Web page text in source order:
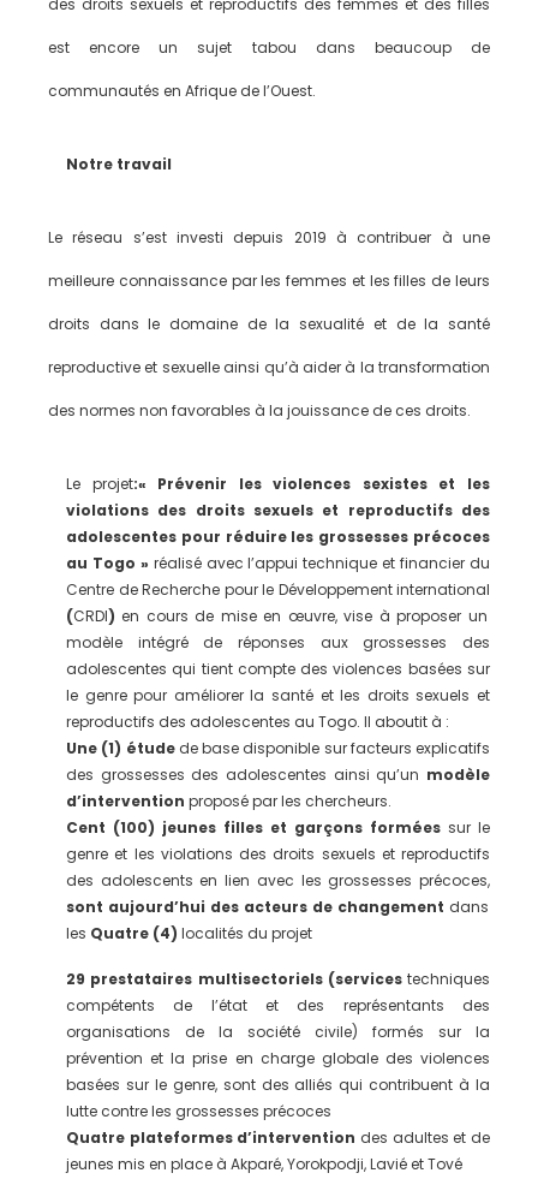
des droits sexuels et reproductifs des femmes et des filles
est encore un sujet tabou dans beaucoup de
communautés en Afrique de l’Ouest.
Notre travail
Le réseau s’est investi depuis 2019 à contribuer à une
meilleure connaissance par les femmes et les filles de leurs
droits dans le domaine de la sexualité et de la santé
reproductive et sexuelle ainsi qu’à aider à la transformation
des normes non favorables à la jouissance de ces droits.
Le projet:« Prévenir les violences sexistes et les
violations des droits sexuels et reproductifs des
adolescentes pour réduire les grossesses précoces
au Togo » réalisé avec l’appui technique et financier du
Centre de Recherche pour le Développement international
(CRDI)en cours de mise en œuvre, vise à proposer un
modèle intégré de réponses aux grossesses des
adolescentes qui tient compte des violences basées sur
le genre pour améliorer la santé et les droits sexuels et
reproductifs des adolescentes au Togo. Il aboutit à :
Une (1) étude de base disponible sur facteurs explicatifs
des grossesses des adolescentes ainsi qu’un modèle
d’intervention proposé par les chercheurs.
Cent (100) jeunes filles et garçons formées sur le
genre et les violations des droits sexuels et reproductifs
des adolescents en lien avec les grossesses précoces,
sont aujourd’hui des acteurs de changement dans
les Quatre (4) localités du projet
29 prestataires multisectoriels (servicestechniques
compétents de l’état et des représentants des
organisations de la société civile) formés sur la
prévention et la prise en charge globale des violences
basées sur le genre, sont des alliés qui contribuent à la
lutte contre les grossesses précoces
Quatre plateformes d’intervention des adultes et de
jeunes mis en place à Akparé, Yorokpodji, Lavié et Tové